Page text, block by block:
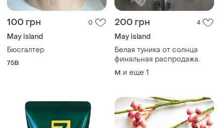
100 грн 0
May island
Бюсгалтер
75B
200 грн 4
May island
Белая туника от солнца
финальная распродажа.
M и еще 1